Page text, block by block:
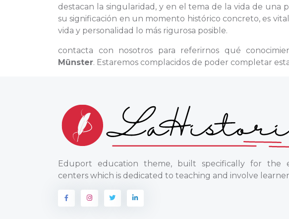
destacan la singularidad, y en el tema de la vida de una
su significación en un momento histórico concreto, es
vida y personalidad lo más rigurosa posible.
contacta con nosotros para referirnos qué
Münster. Estaremos complacidos de poder completar
Eduport education theme, built specifically for the
centers which is dedicated to teaching and involve